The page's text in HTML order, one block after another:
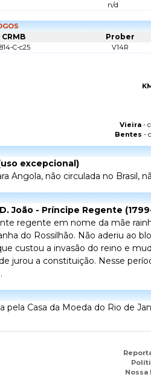
n/d
CRMB Prober
C-c25 V14R
Vieira -
Bentes -
excepcional)
Angola, não circulada no Brasil,
João - Príncipe Regente
regente em nome da mãe
do Rossilhão. Não aderiu ao
custou a invasão do reino e
jurou a constituição. Nesse
pela Casa da Moeda do Rio de
Nossa